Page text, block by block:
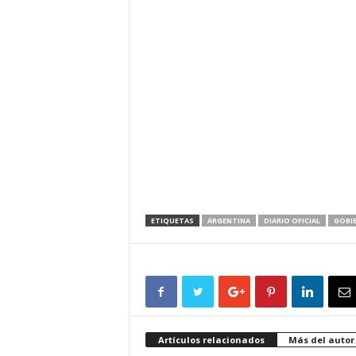
ETIQUETAS ARGENTINA DIARIO OFICIAL
Artículos relacionados Más del autor